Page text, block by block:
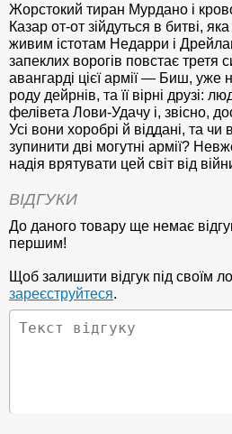
Жорстокий тиран Мурдано і
Казар от-от зійдуться в битві,
живим істотам Недарри і
запеклих ворогів повстає
авангарді цієї армії — Биш, уже
роду дейрнів, та її вірні друзі:
фелівета Лови-Удачу і, звісно,
Усі вони хоробрі й віддані, та
зупинити дві могутні армії?
надія врятувати цей світ від
ВІДГУКИ
До даного товару ще немає
першим!
Щоб залишити відгук під своїм
зареєструйтеся.